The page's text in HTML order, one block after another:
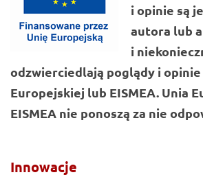
i opinie są
autora lub
i
odzwierciedlają poglądy i
Europejskiej lub EISMEA. Unia
EISMEA nie ponoszą za nie
Innowacje